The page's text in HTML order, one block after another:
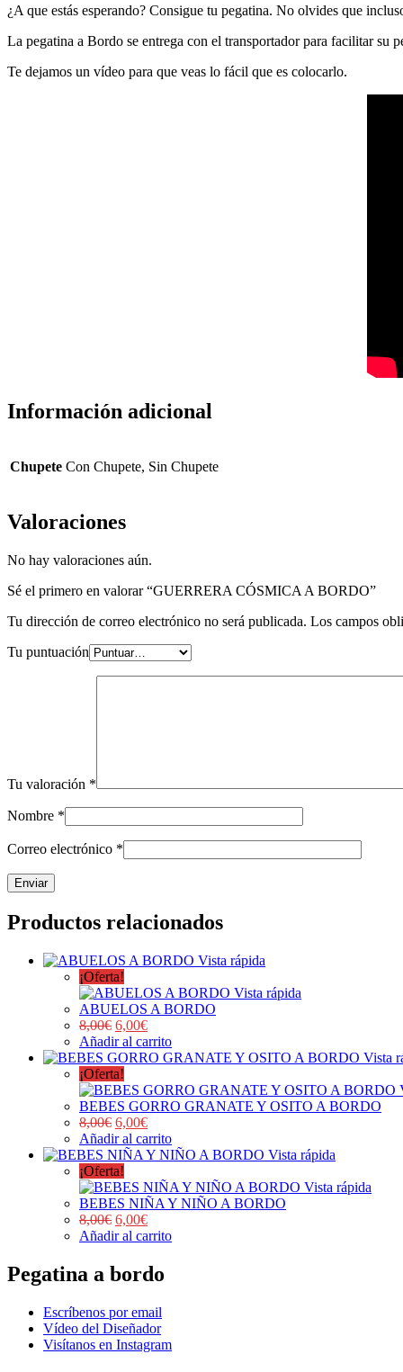
¿A que estás esperando? Consigue tu pegatina. No olvides que
La pegatina a Bordo se entrega con el transportador para facilitar su
Te dejamos un vídeo para que veas lo fácil que es colocarlo.
Información adicional
Chupete Con Chupete, Sin Chupete
Valoraciones
No hay valoraciones aún.
Sé el primero en valorar “GUERRERA CÓSMICA A BORDO”
Tu dirección de correo electrónico no será publicada. Los campos
Tu puntuación
Tu valoración *
Nombre *
Correo electrónico *
Productos relacionados
Vista rápida
¡Oferta!
Vista rápida
ABUELOS A BORDO
8,00€ 6,00€
Añadir al carrito
Vista
¡Oferta!
BEBES GORRO GRANATE Y OSITO A BORDO
8,00€ 6,00€
Añadir al carrito
Vista rápida
¡Oferta!
Vista rápida
BEBES NIÑA Y NIÑO A BORDO
8,00€ 6,00€
Añadir al carrito
Pegatina a bordo
Escríbenos por email
Vídeo del Diseñador
Visítanos en Instagram